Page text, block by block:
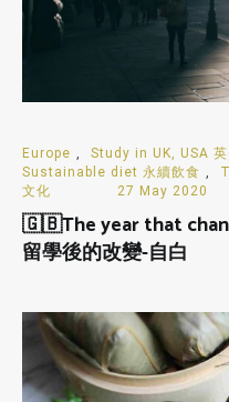
Europe , Study in UK, USA 英
Sustainable diet 永續飲食 ,
文化
27 May 2020
🇬🇧The year that
留學後的改變-自白